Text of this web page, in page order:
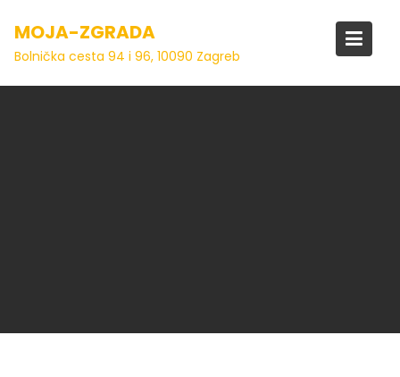
content
MOJA-ZGRADA
Bolnička cesta 94 i 96, 10090 Zagreb